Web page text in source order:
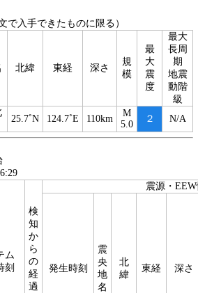
で入手できたものに限る）
北緯 東経 深さ
規
模
最
大
震
度
最大
長周
期
地震
動階
級
25.7˚N 124.7˚E 110km
M
5.0
２ N/A
ム
刻
検
知
か
ら
の
経
過
震源・
発生時刻
震
央
地
名
北
緯
東経 深さ